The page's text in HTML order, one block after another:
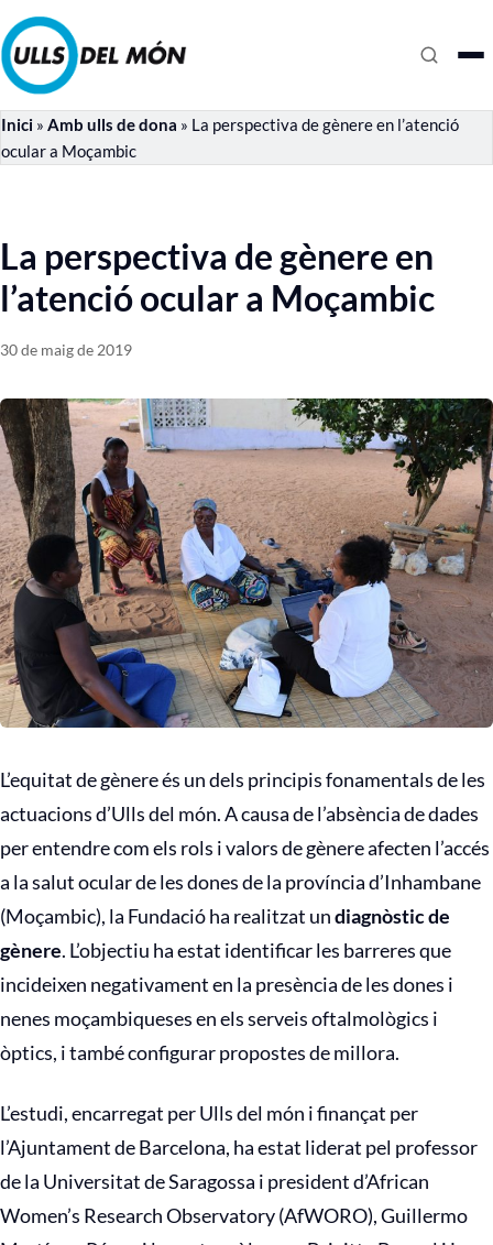
Inici » Amb ulls de dona » La perspectiva de gènere en l’atenció
ocular a Moçambic
La perspectiva de gènere en
l’atenció ocular a Moçambic
30 de maig de 2019
L’equitat de gènere és un dels principis fonamentals de les
actuacions d’Ulls del món. A causa de l’absència de dades
per entendre com els rols i valors de gènere afecten l’accés
a la salut ocular de les dones de la província d’Inhambane
(Moçambic), la Fundació ha realitzat undiagnòstic de
gènere. L’objectiu ha estat identificar les barreres que
incideixen negativament en la presència de les dones i
nenes moçambiqueses en els serveis oftalmològics i
òptics, i també configurar propostes de millora.
L’estudi, encarregat per Ulls del món i finançat per
l’Ajuntament de Barcelona, ​​ha estat liderat pel professor
de la Universitat de Saragossa i president d’African
Women’s Research Observatory (AfWORO), Guillermo